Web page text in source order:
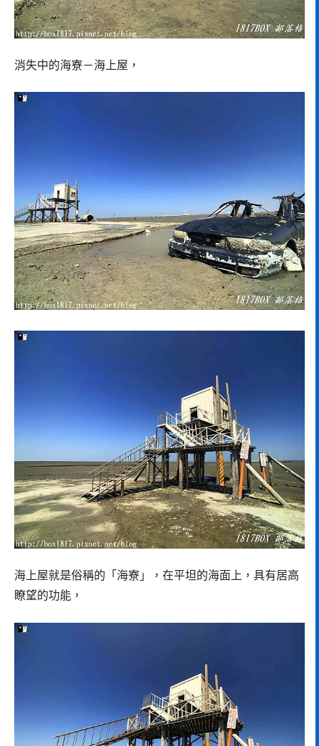
消失中的海寮－海上屋，
海上屋就是俗稱的「海寮」，在平坦的海面上，具有居高
瞭望的功能，